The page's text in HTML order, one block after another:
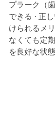
プラーク（
できる · 正
けられるメ
なくても定
を良好な状